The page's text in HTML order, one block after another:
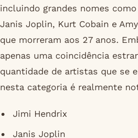
incluindo grandes nomes
Janis Joplin, Kurt Cobain e
que morreram aos 27 anos.
apenas uma coincidência
quantidade de artistas que se
nesta categoria é realmente
Jimi Hendrix
Janis Joplin